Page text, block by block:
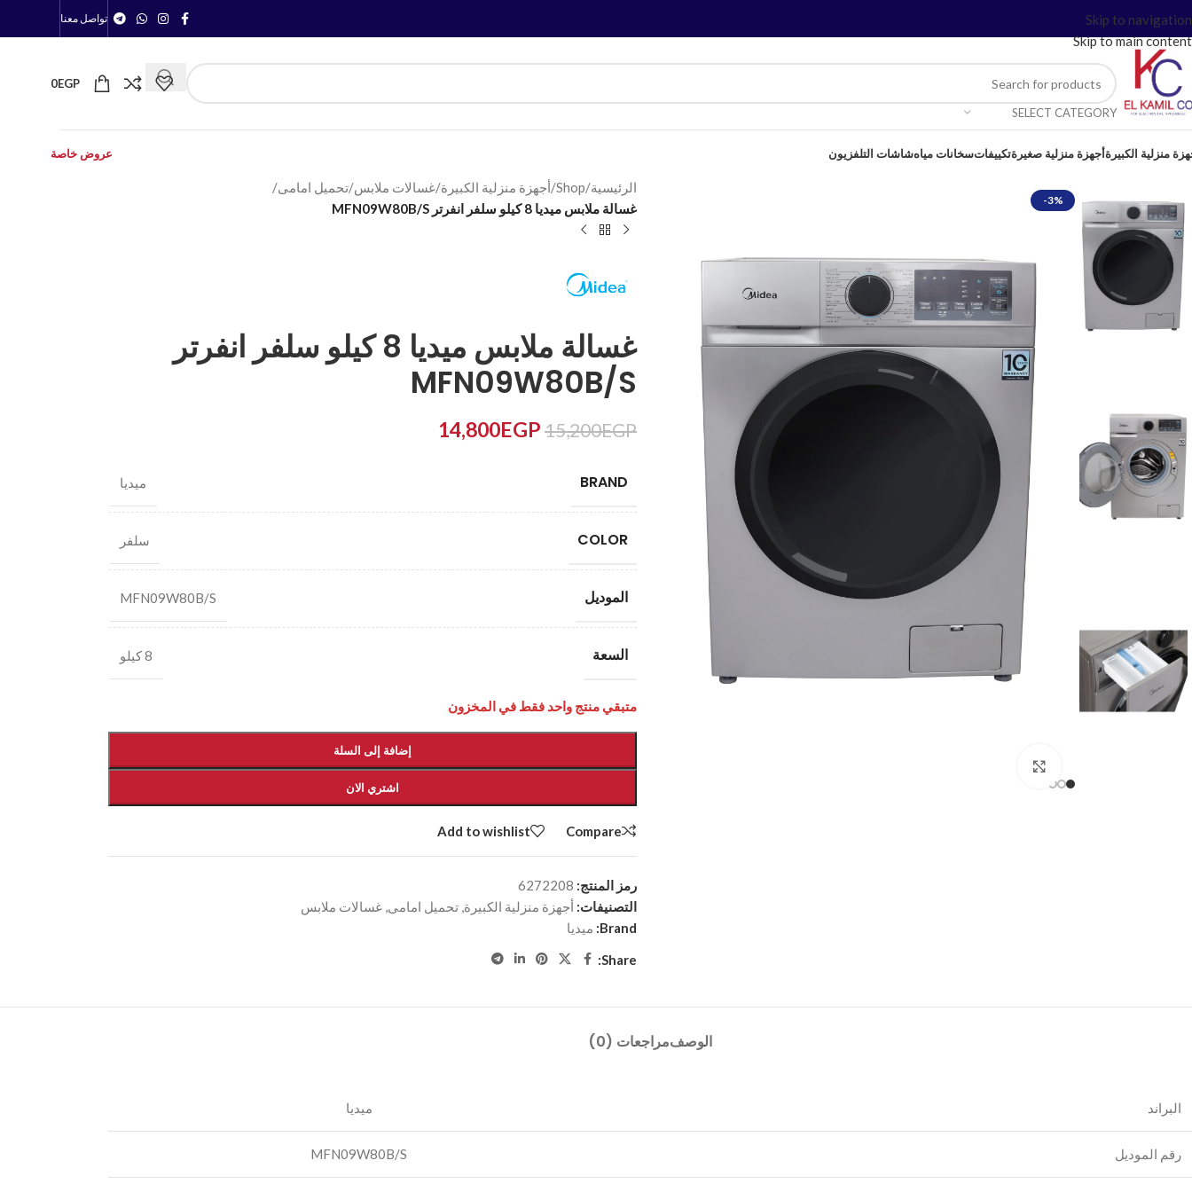
Skip to navigation
Skip to main content
تواصل معنا
SELECT CATEGORY
0EGP
منزلية الكبيرةأجهزة منزلية صغيرةتكييفاتسخانات مياهشاشات التلفزيون عروض خاصة
-3%
الرئيسية/
Shop
/أجهزة منزلية الكبيرة/غسالات ملابس/تحميل امامى/
غسالة ملابس ميديا 8 كيلو سلفر انفرتر MFN09W80B/S
غسالة ملابس ميديا 8 كيلو سلفر انفرتر
MFN09W80B/S
15,200EGP
14,800EGP
BRAND ميديا
COLOR سلفر
الموديل MFN09W80B/S
السعة 8 كيلو
متبقي منتج واحد فقط في المخزون
إضافة إلى السلة
اشتري الان
Compare
Add to wishlist
رمز المنتج: 6272208
التصنيفات: أجهزة منزلية الكبيرة, تحميل امامى, غسالات ملابس
Brand: ميديا
Share:
الوصفمراجعات (0)
البراند ميديا
رقم الموديل MFN09W80B/S